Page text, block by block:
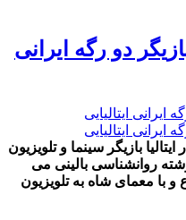
دو رگه ایرانی
دارویت متولد ۲۲ شهریور ۱۳۷۲ در ایتالیا بازیگر سینما و تلویزیون
روانشناسی بالینی می
با معمای شاه به تلویزیون